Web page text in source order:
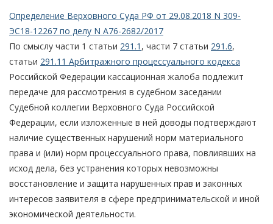
Определение Верховного Суда РФ от 29.08.2018 N 309-
ЭС18-12267 по делу N А76-2682/2017
По смыслу части 1 статьи 291.1 , части 7 статьи 291.6,
статьи 291.11 Арбитражного процессуального кодекса
Российской Федерации кассационная жалоба подлежит
передаче для рассмотрения в судебном заседании
Судебной коллегии Верховного Суда Российской
Федерации, если изложенные в ней доводы подтверждают
наличие существенных нарушений норм материального
права и (или) норм процессуального права, повлиявших на
исход дела, без устранения которых невозможны
восстановление и защита нарушенных прав и законных
интересов заявителя в сфере предпринимательской и иной
экономической деятельности.